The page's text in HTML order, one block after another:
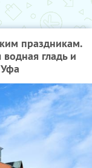
праздникам.
гладь и